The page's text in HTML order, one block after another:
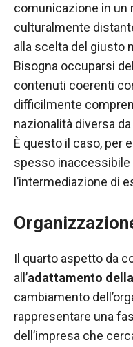
comunicazione in un
culturalmente
alla scelta del giusto
Bisogna occuparsi
contenuti coerenti
difficilmente
nazionalità diversa
È questo il caso, per
spesso inaccessibile
l’intermediazione di
Il quarto aspetto da
all’adattamento
cambiamento
rappresentare una
dell’impresa che